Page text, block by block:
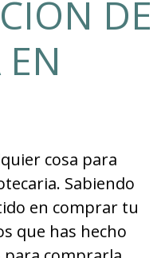
DE
cosa para
Sabiendo
en comprar tu
que has hecho